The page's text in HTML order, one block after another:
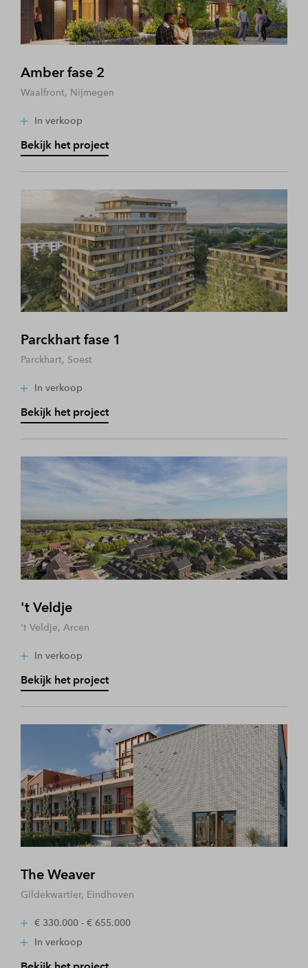
Amber fase 2
Waalfront, Nijmegen
In verkoop
Bekijk het project
Parckhart fase 1
Parckhart, Soest
In verkoop
Bekijk het project
't Veldje
't Veldje, Arcen
In verkoop
Bekijk het project
The Weaver
Gildekwartier, Eindhoven
€ 330.000 - € 655.000
In verkoop